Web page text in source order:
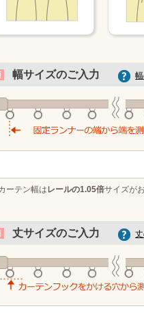
幅サイズのご入力
ーテン幅は レールの1.05倍サイズが
丈サイズのご入力